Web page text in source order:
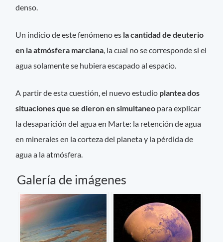
denso.
Un indicio de este fenómeno es la cantidad de deuterio
en la atmósfera marciana , la cual no se corresponde si el
agua solamente se hubiera escapado al espacio.
A partir de esta cuestión, el nuevo estudio plantea dos
situaciones que se dieron en simultaneo para explicar
la desaparición del agua en Marte: la retención de agua
en minerales en la corteza del planeta y la pérdida de
agua a la atmósfera.
Galería de imágenes